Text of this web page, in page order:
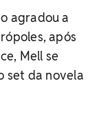
agradou a
após
Mell se
set da novela